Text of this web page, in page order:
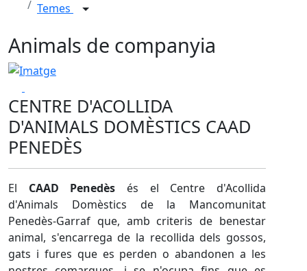
Temes
Animals de companyia
I després de l'adopció, què?
I després de l'adopció, què?
CENTRE D'ACOLLIDA
D'ANIMALS DOMÈSTICS CAAD
PENEDÈS
El CAAD Penedès és el Centre d'Acollida
d'Animals Domèstics de la Mancomunitat
Penedès-Garraf que, amb criteris de benestar
animal, s'encarrega de la recollida dels gossos,
gats i fures que es perden o abandonen a les